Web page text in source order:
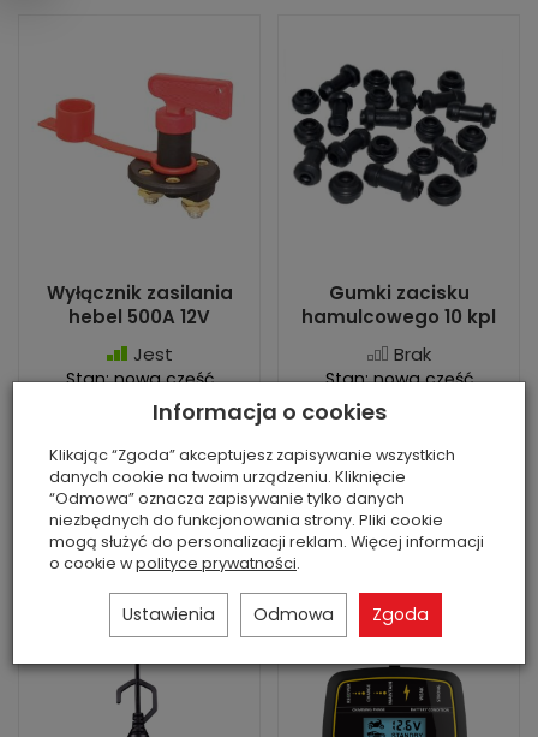
Wyłącznik zasilania
hebel 500A 12V
Jest
Stan: nowa część
zamienna
Do koszyka
Gumki zacisku
hamulcowego 10 kpl
Brak
Stan: nowa część
zamienna
Do koszyka
Informacja o cookies
Klikając “Zgoda” akceptujesz zapisywanie wszystkich
danych cookie na twoim urządzeniu. Kliknięcie
“Odmowa” oznacza zapisywanie tylko danych
niezbędnych do funkcjonowania strony. Pliki cookie
mogą służyć do personalizacji reklam. Więcej informacji
o cookie wpolityce prywatności.
Ustawienia Odmowa Zgoda